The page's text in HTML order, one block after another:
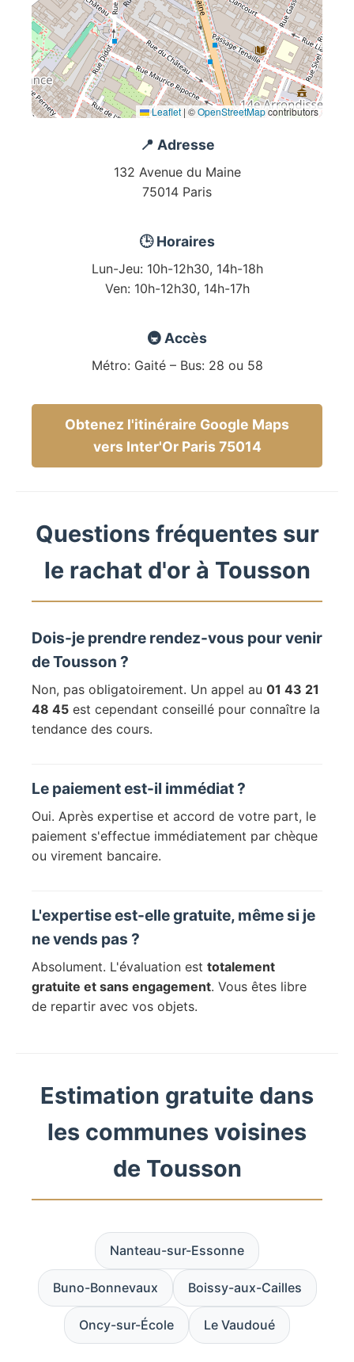
Leaflet | ©OpenStreetMapcontributors
📍 Adresse
132 Avenue du Maine
75014 Paris
🕒 Horaires
Lun-Jeu: 10h-12h30, 14h-18h
Ven: 10h-12h30, 14h-17h
🚇 Accès
Métro: Gaité – Bus: 28 ou 58
Obtenez l'itinéraire Google Maps
vers Inter'Or Paris 75014
Questions fréquentes sur
le rachat d'or à Tousson
Dois-je prendre rendez-vous pour venir
de Tousson ?
Non, pas obligatoirement. Un appel au 01 43 21
48 45 est cependant conseillé pour connaître la
tendance des cours.
Le paiement est-il immédiat ?
Oui. Après expertise et accord de votre part, le
paiement s'effectue immédiatement par chèque
ou virement bancaire.
L'expertise est-elle gratuite, même si je
ne vends pas ?
Absolument. L'évaluation est totalement
gratuite et sans engagement. Vous êtes libre
de repartir avec vos objets.
Estimation gratuite dans
les communes voisines
de Tousson
Nanteau-sur-Essonne
Buno-Bonnevaux Boissy-aux-Cailles
Oncy-sur-École Le Vaudoué